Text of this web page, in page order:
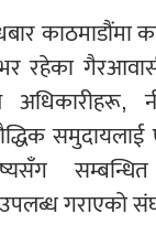
काठमाडौंमा
रहेका
गराएको